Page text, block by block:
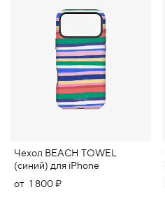
Чехол BEACH TOWEL
(синий) для iPhone
от 1 800 ₽